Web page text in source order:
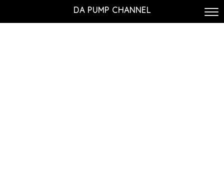
DA PUMP CHANNEL